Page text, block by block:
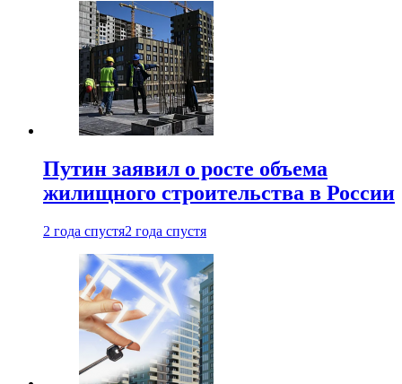
Путин заявил о росте объема
жилищного строительства в России
2 года спустя2 года спустя